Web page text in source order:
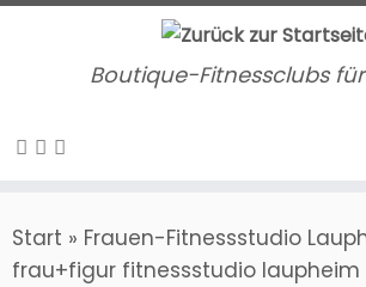
Zum
Boutique-Fitnessclubs
Start » Frauen-Fitnessstudio
frau+figur fitnessstudio